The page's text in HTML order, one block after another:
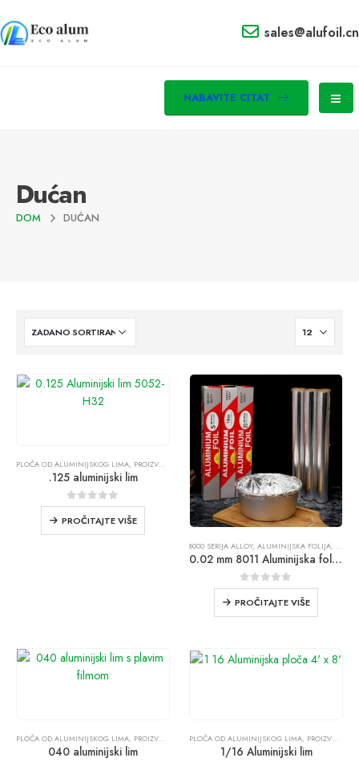
sales@alufoil.cn
NABAVITE CITAT
Dućan
DOM DUĆAN
PLOČA OD ALUMINIJSKOG LIMA, PROIZVODI
.125 aluminijski lim
0od 5
PROČITAJTE VIŠE
8000 SERIJA ALLOY, ALUMINIJSKA FOLIJA,
0.02 mm 8011 Aluminijska folija za kućanstvo
0od 5
PROČITAJTE VIŠE
PLOČA OD ALUMINIJSKOG LIMA, PROIZVODI
040 aluminijski lim
PLOČA OD ALUMINIJSKOG LIMA, PROIZVODI
1/16 Aluminijski lim